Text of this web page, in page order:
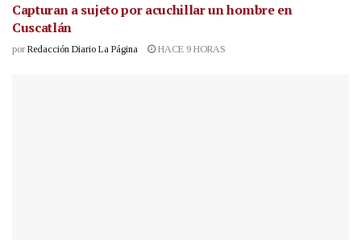
Capturan a sujeto por acuchillar un hombre en
Cuscatlán
por Redacción Diario La Página HACE 9 HORAS